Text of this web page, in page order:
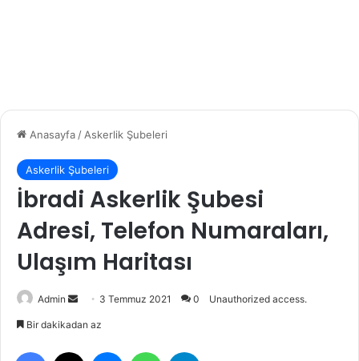
Anasayfa / Askerlik Şubeleri
Askerlik Şubeleri
İbradi Askerlik Şubesi
Adresi, Telefon Numaraları,
Ulaşım Haritası
Admin
Bir
göndermek
3 Temmuz 2021 0 Unauthorized access.
Bir dakikadan az
Facebook MessengerWhatsApp